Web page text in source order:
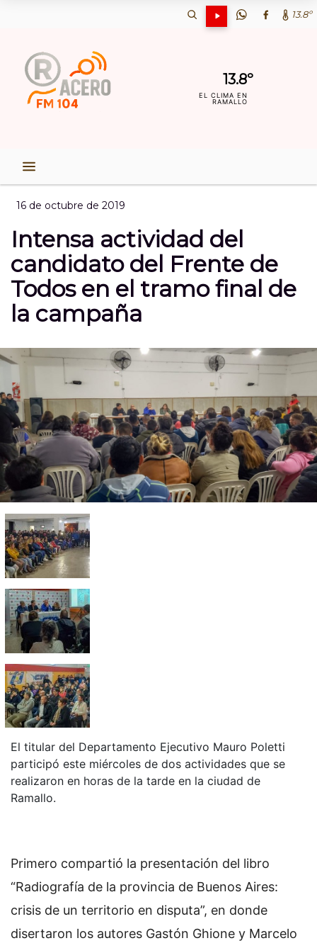
13.8º
13.8º
EL CLIMA EN
RAMALLO
16 de octubre de 2019
Intensa actividad del
candidato del Frente de
Todos en el tramo final de
la campaña
El titular del Departamento Ejecutivo Mauro Poletti
participó este miércoles de dos actividades que se
realizaron en horas de la tarde en la ciudad de
Ramallo.
Primero compartió la presentación del libro
“Radiografía de la provincia de Buenos Aires:
crisis de un territorio en disputa”, en donde
disertaron los autores Gastón Ghione y Marcelo